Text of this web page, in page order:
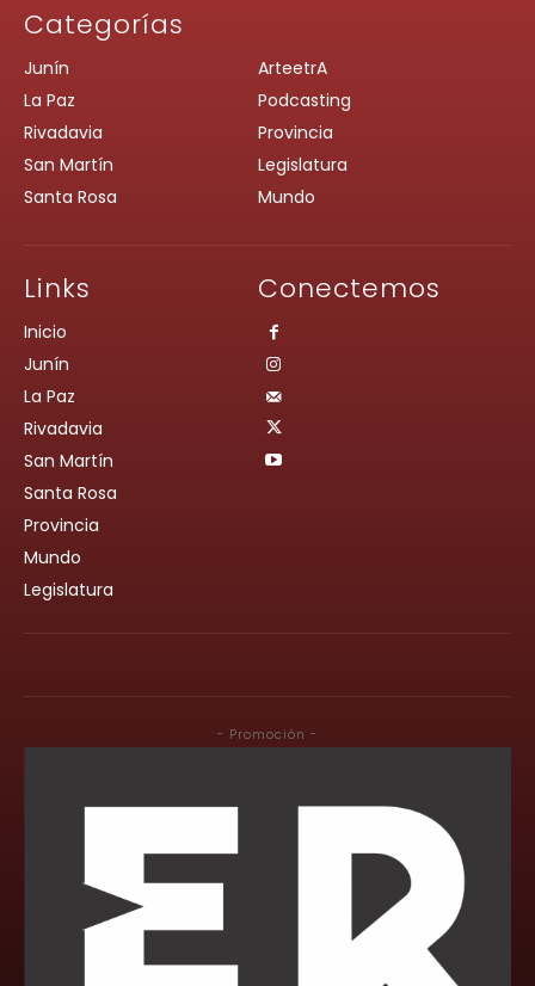
Categorías
Junín
La Paz
Rivadavia
San Martín
Santa Rosa
ArteetrA
Podcasting
Provincia
Legislatura
Mundo
Links
Inicio
Junín
La Paz
Rivadavia
San Martín
Santa Rosa
Provincia
Mundo
Legislatura
Conectemos
- Promoción -